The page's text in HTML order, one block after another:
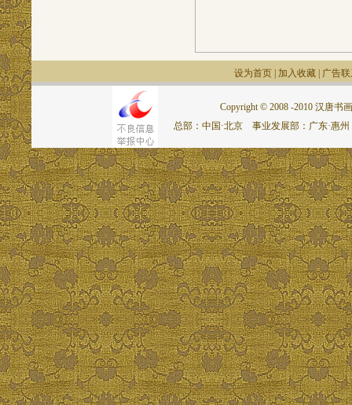
设为首页 加入收藏 广告
Copyright © 2008 -2010 汉唐书
总部：中国·北京 事业发展部：广东·惠